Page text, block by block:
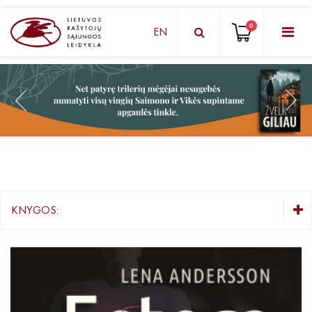
KNYGŲ DĖŽUTĖ - STAIGMENA
Grožinė literatūra
Knygos su autografais
KNYGOS PIGIAU
EN 0
KNYGOS:
Knygos vaikams ir paaugliams
Negrožinė literatūra